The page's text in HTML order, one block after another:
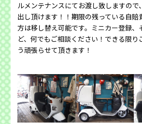
ルメンテナンスにてお渡し致しますので
出し頂けます！！期限の残っている自賠
方は移し替え可能です。ミニカー登録、
ど、何でもご相談ください！できる限り
う頑張らせて頂きます！